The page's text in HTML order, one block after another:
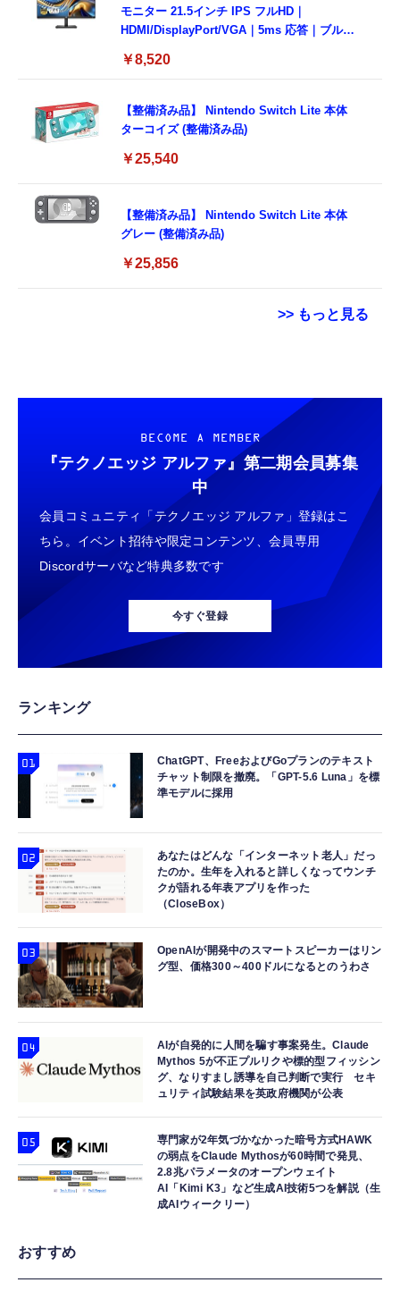
モニター 21.5インチ IPS フルHD｜
HDMI/DisplayPort/VGA｜5ms 応答｜ブルー
応
￥8,520
【整備済み品】 Nintendo Switch Lite 本体
ターコイズ (整備済み品)
￥25,540
【整備済み品】 Nintendo Switch Lite 本体
グレー (整備済み品)
￥25,856
>> もっと見る
￥949
タイプc 寝ホンイヤホン 寝ホン type-c 有線
睡眠用イヤホン 【音質強化バージョン
iPhone 15/16/17対応】横向きに寝ると耳が圧
迫されない ソフトシリコンで柔らかい 超軽量
超小型 外部ノイズ遮断 音質良い リモコン マ
イク付き 安眠 仕事 勉強 通勤通学最適（黑-
￥2,199
Lightning to 3.5mm イヤホンジャック 変換
MFi認証 【ハイレゾ音質】 内蔵DAC 遅延な
し 48ビット/96KHz 音量調節対応
￥999
寝ホン 睡眠用イヤホン 寝ながら 痛くない 超
軽量2.8g ASMR推薦 ワイヤレス
Bluetooth6.1 柔軟性高 安眠 仕事 ブルー
￥2,682
￥6,980
【New】Amazon Fire TV Stick HD | 手軽に
ストリーミングをはじめよう | ストリーミン
グメディアプレイヤー
￥6,980
Amazon Fire TV Stick 4K Select | 4Kの高画
質ストリーミング | ストリーミングメディア
プレイヤー
￥9,980
Amazon Echo Dot (エコードット) 第5世代 -
Alexa、センサー搭載、鮮やかなサウンド｜チ
ャコール
￥7,480
コカ・コーラ 爽健美茶 600mlPET×24本
￥1,882
【Amazon.co.jp限定】 #like(タグライク) ア
サヒ おいしい水 天然水 ラベルレスボトル
￥1,359
￥1,999
【Amazon.co.jp限定】 伊藤園 RROボックス
健康ミネラルむぎ茶 2L×9本 ペットボトル
BECOME A MEMBER
『テクノエッジ アルファ』 第二期会員募集
中
会員コミュニティ「テクノエッジ アルファ」登録はこ
ちら。イベント招待や限定コンテンツ、会員専用
Discordサーバなど特典多数です
今すぐ登録
ランキング
ChatGPT、FreeおよびGoプランのテキスト
チャット制限を撤廃。「GPT-5.6 Luna」を標
準モデルに採用
あなたはどんな「インターネット老人」だっ
たのか。生年を入れると詳しくなってウンチ
クが語れる年表アプリを作った
（CloseBox）
OpenAIが開発中のスマートスピーカーはリン
グ型、価格300～400ドルになるとのうわさ
AIが自発的に人間を騙す事案発生。Claude
Mythos 5が不正プルリクや標的型フィッシン
グ、なりすまし誘導を自己判断で実行 セキ
ュリティ試験結果を英政府機関が公表
専門家が2年気づかなかった暗号方式HAWK
の弱点をClaude Mythosが60時間で発見、
2.8兆パラメータのオープンウェイト
AI「Kimi K3」など生成AI技術5つを解説（生
成AIウィークリー）
おすすめ